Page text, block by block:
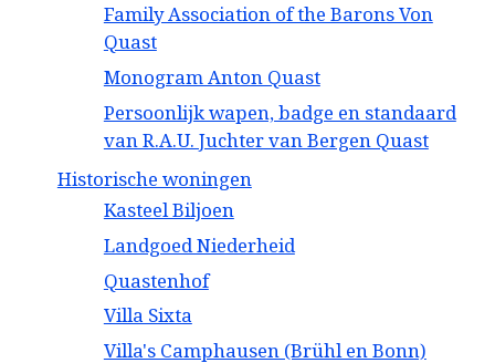
Family Association of the Barons Von
Quast
Monogram Anton Quast
Persoonlijk wapen, badge en standaard
van R.A.U. Juchter van Bergen Quast
Historische woningen
Kasteel Biljoen
Landgoed Niederheid
Quastenhof
Villa Sixta
Villa's Camphausen (Brühl en Bonn)